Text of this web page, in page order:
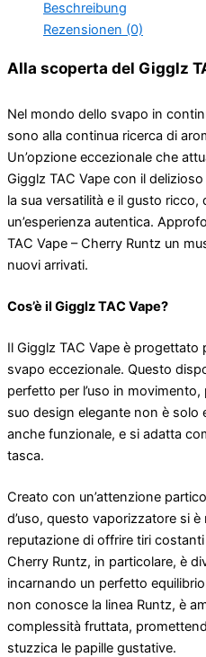
Beschreibung
Rezensionen (0)
Alla scoperta del Gigglz
Nel mondo dello svapo in
sono alla continua ricerca di
Un’opzione eccezionale che
Gigglz TAC Vape con il
la sua versatilità e il gusto
un’esperienza autentica.
TAC Vape – Cherry Runtz un
nuovi arrivati.
Cos’è il Gigglz TAC Vape?
Il Gigglz TAC Vape è progettato
svapo eccezionale. Questo
perfetto per l’uso in
suo design elegante non è solo
anche funzionale, e si adatta
tasca.
Creato con un’attenzione
d’uso, questo vaporizzatore si
reputazione di offrire tiri costanti
Cherry Runtz, in particolare, è
incarnando un perfetto
non conosce la linea Runtz, è
complessità fruttata,
stuzzica le papille gustative.